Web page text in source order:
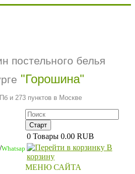
постельного белья
"Горошина"
и 273 пунктов в Москве
/Whatsap
0 Товары 0.00 RUB
В
корзину
МЕНЮ САЙТА